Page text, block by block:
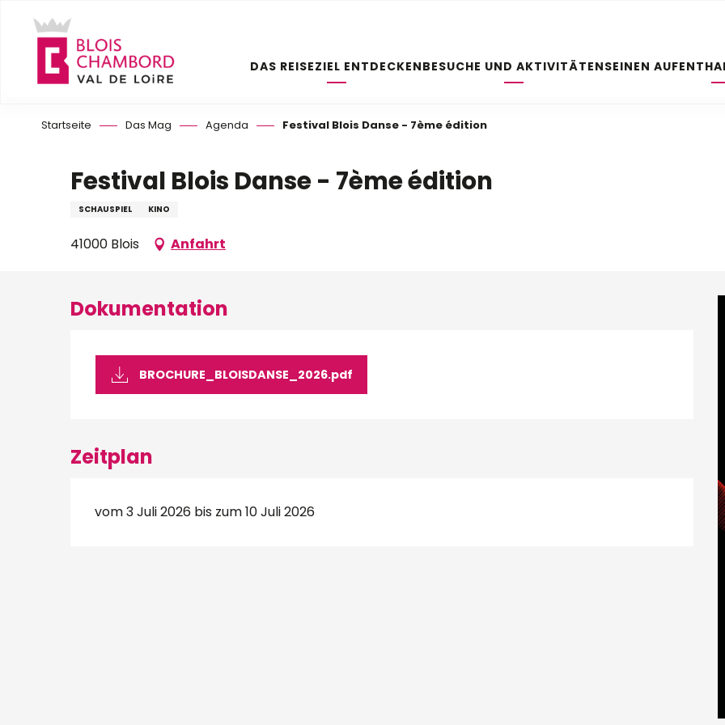
contenu
principal
DAS REISEZIEL ENTDECKENBESUCHE UND AKTIVITÄTENSEINEN
Startseite Das Mag Agenda Festival Blois Danse - 7ème édition
Festival Blois Danse - 7ème édition
SCHAUSPIEL KINO
41000 Blois Anfahrt
Dokumentation
BROCHURE_BLOISDANSE_2026.pdf
Zeitplan
vom 3 Juli 2026 bis zum 10 Juli 2026